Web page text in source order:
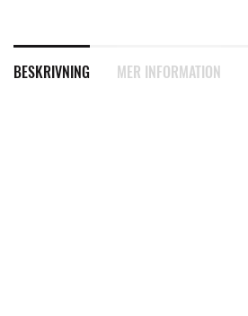
BESKRIVNING MER INFORMATION